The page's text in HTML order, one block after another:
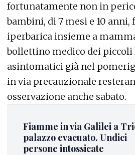
fortunatamente non in
bambini, di 7 mesi e 10
iperbarica insieme a
bollettino medico dei piccoli
asintomatici già nel
in via precauzionale
osservazione anche sabato.
Fiamme in via Galilei a
palazzo evacuato. Undici
persone intossicate